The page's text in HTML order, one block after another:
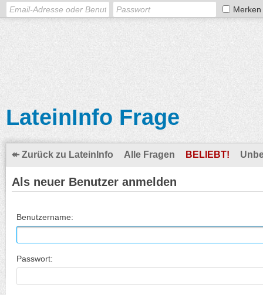
Merken
LateinInfo Frage
↞ Zurück zu LateinInfo Alle Fragen BELIEBT!
Als neuer Benutzer anmelden
Benutzername:
Passwort: